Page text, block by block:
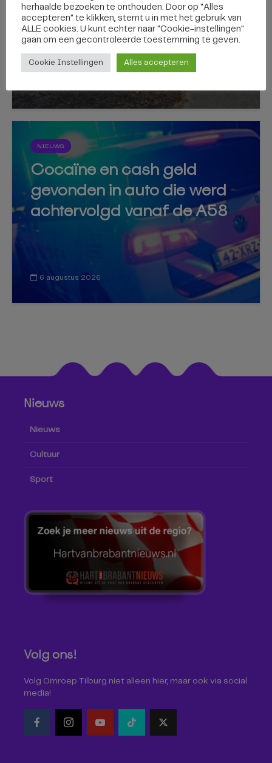
kilometer
NIEUWS
Cocaïne en cash geld
gevonden in auto die werd
achtervolgd vanaf de A58
6 augustus 2026
Nieuws
Nieuws
Cultuur
Sport
Volg ons!
Volg Omroep Tilburg niet alleen hier, maar ook via social
media!
herhaalde bezoeken te onthouden. Door op "Alles
accepteren" te klikken, stemt u in met het gebruik van
ALLE cookies. U kunt echter naar "Cookie-instellingen"
gaan om een ​​gecontroleerde toestemming te geven.
Cookie Instellingen Alles accepteren